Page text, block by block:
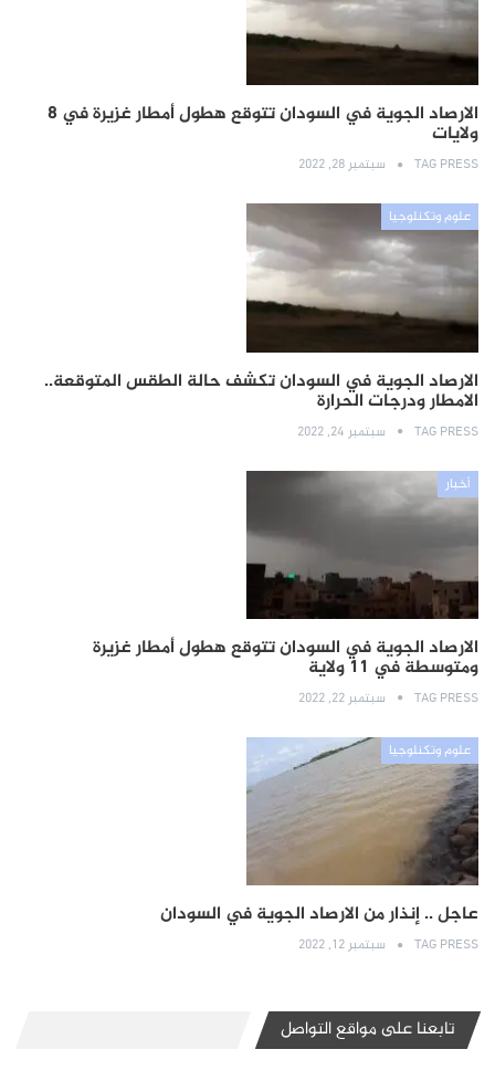
الارصاد الجوية في السودان تتوقع هطول أمطار غزيرة في 8
ولايات
TAG PRESS سبتمبر 28, 2022
علوم وتكنلوجيا
الارصاد الجوية في السودان تكشف حالة الطقس المتوقعة..
الامطار ودرجات الحرارة
TAG PRESS سبتمبر 24, 2022
أخبار
الارصاد الجوية في السودان تتوقع هطول أمطار غزيرة
ومتوسطة في 11 ولاية
TAG PRESS سبتمبر 22, 2022
علوم وتكنلوجيا
عاجل .. إنذار من الارصاد الجوية في السودان
TAG PRESS سبتمبر 12, 2022
تابعنا على مواقع التواصل